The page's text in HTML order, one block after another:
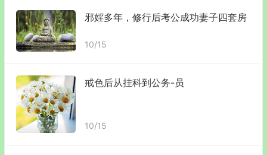
邪婬多年，修行后考公成功妻子四套房
10/15
戒色后从挂科到公务-员
10/15